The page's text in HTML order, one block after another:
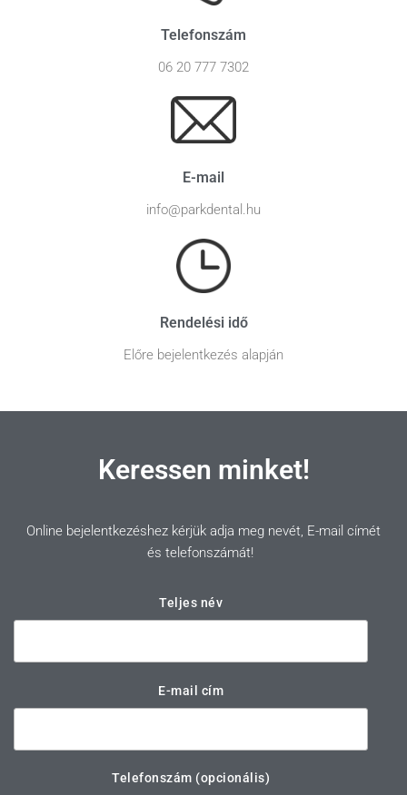
Telefonszám
06 20 777 7302
E-mail
info@parkdental.hu
Rendelési idő
Előre bejelentkezés alapján
Keressen minket!
Online bejelentkezéshez kérjük adja meg nevét, E-mail címét
és telefonszámát!
Teljes név
E-mail cím
Telefonszám (opcionális)